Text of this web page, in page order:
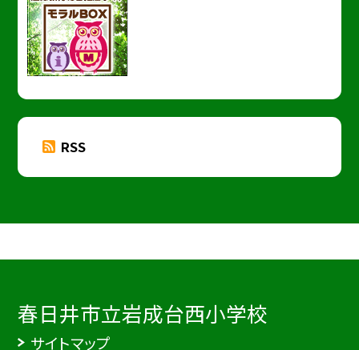
RSS
春日井市立岩成台西小学校
サイトマップ